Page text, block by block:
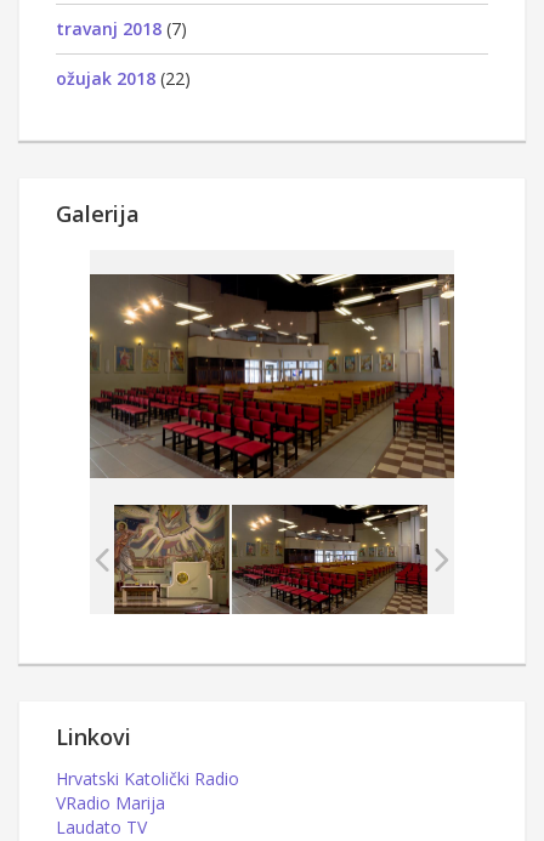
travanj 2018 (7)
ožujak 2018 (22)
Galerija
Linkovi
Hrvatski Katolički Radio
VRadio Marija
Laudato TV